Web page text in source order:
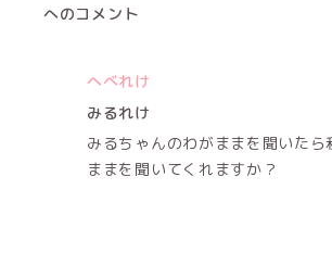
へのコメント
へべれけ
みるれけ
みるちゃんのわがままを聞いたら
ままを聞いてくれますか？